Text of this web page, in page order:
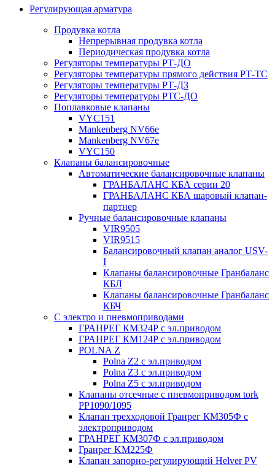
Регулирующая арматура
Продувка котла
Непрерывная продувка котла
Периодическая продувка котла
Регуляторы температуры РТ-ДО
Регуляторы температуры прямого действия РТ-ТС
Регуляторы температуры РТ-ДЗ
Регуляторы температуры РТС-ДО
Поплавковые клапаны
VYC151
Mankenberg NV66e
Mankenberg NV67e
VYC150
Клапаны балансировочные
Автоматические балансировочные клапаны
ГРАНБАЛАНС КБА серии 20
ГРАНБАЛАНС КБА шаровый клапан-
партнер
Ручные балансировочные клапаны
VIR9505
VIR9515
Балансировочный клапан аналог USV-
I
Клапаны балансировочные Гранбаланс
КБЛ
Клапаны балансировочные Гранбаланс
КБЧ
С электро и пневмоприводами
ГРАНРЕГ КМ324Р с эл.приводом
ГРАНРЕГ КМ124Р с эл.приводом
POLNA Z
Polna Z2 с эл.приводом
Polna Z3 с эл.приводом
Polna Z5 с эл.приводом
Клапаны отсечные с пневмоприводом tork
PP1090/1095
Клапан трехходовой Гранрег КМ305Ф с
электроприводом
ГРАНРЕГ КМ307Ф с эл.приводом
Гранрег KM225Ф
Клапан запорно-регулирующий Helver PV